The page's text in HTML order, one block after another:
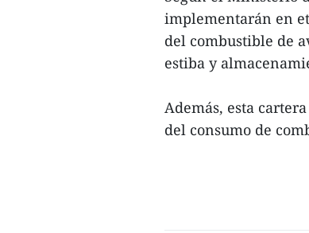
implementarán en
del combustible de
estiba y
Además, esta
del consumo de